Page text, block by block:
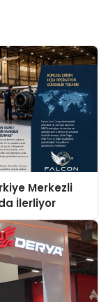
Merkezli
İlerliyor